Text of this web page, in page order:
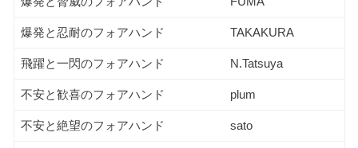
爆発と忍耐のフォアハンド TAKAKURA
飛躍と一閃のフォアハンド N.Tatsuya
不安と歓喜のフォアハンド plum
不安と絶望のフォアハンド sato